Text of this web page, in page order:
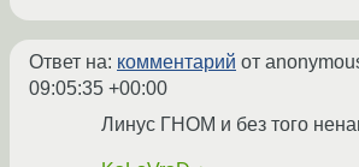
Ответ на: комментарий от
09:05:35 +00:00
Линус ГНОМ и без того